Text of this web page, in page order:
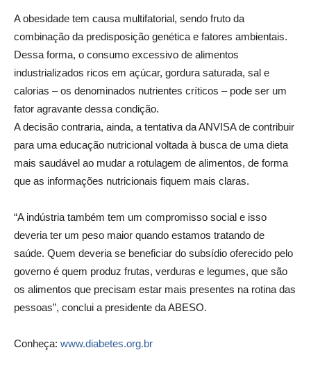
A obesidade tem causa multifatorial, sendo fruto da
combinação da predisposição genética e fatores ambientais.
Dessa forma, o consumo excessivo de alimentos
industrializados ricos em açúcar, gordura saturada, sal e
calorias – os denominados nutrientes críticos – pode ser um
fator agravante dessa condição.
A decisão contraria, ainda, a tentativa da ANVISA de contribuir
para uma educação nutricional voltada à busca de uma dieta
mais saudável ao mudar a rotulagem de alimentos, de forma
que as informações nutricionais fiquem mais claras.
“A indústria também tem um compromisso social e isso
deveria ter um peso maior quando estamos tratando de
saúde. Quem deveria se beneficiar do subsídio oferecido pelo
governo é quem produz frutas, verduras e legumes, que são
os alimentos que precisam estar mais presentes na rotina das
pessoas”, conclui a presidente da ABESO.
Conheça: www.diabetes.org.br